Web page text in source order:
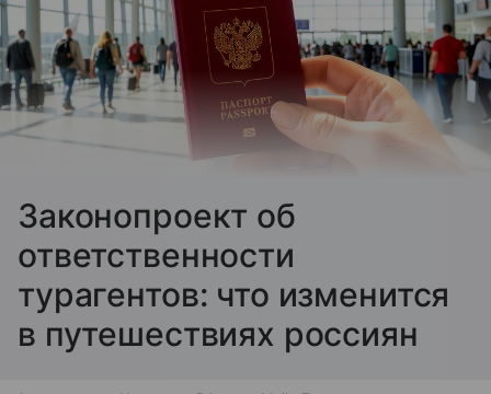
Законопроект об
ответственности
турагентов: что изменится
в путешествиях россиян